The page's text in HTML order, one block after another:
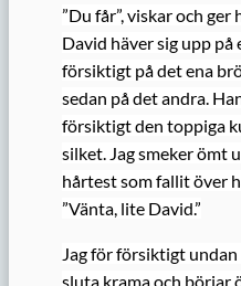
”Du får”, viskar och
David häver sig upp på
försiktigt på det ena
sedan på det andra.
försiktigt den toppiga
silket. Jag smeker ömt
hårtest som fallit över
”Vänta, lite David.”
Jag för försiktigt
sluta krama och börjar